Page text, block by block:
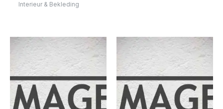
Interieur & Bekleding